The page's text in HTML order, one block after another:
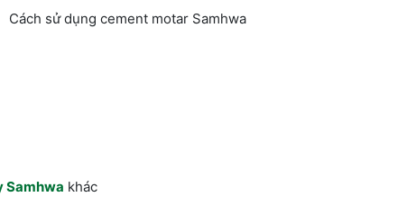
Cách sử dụng cement motar Samhwa
Samhwa khác